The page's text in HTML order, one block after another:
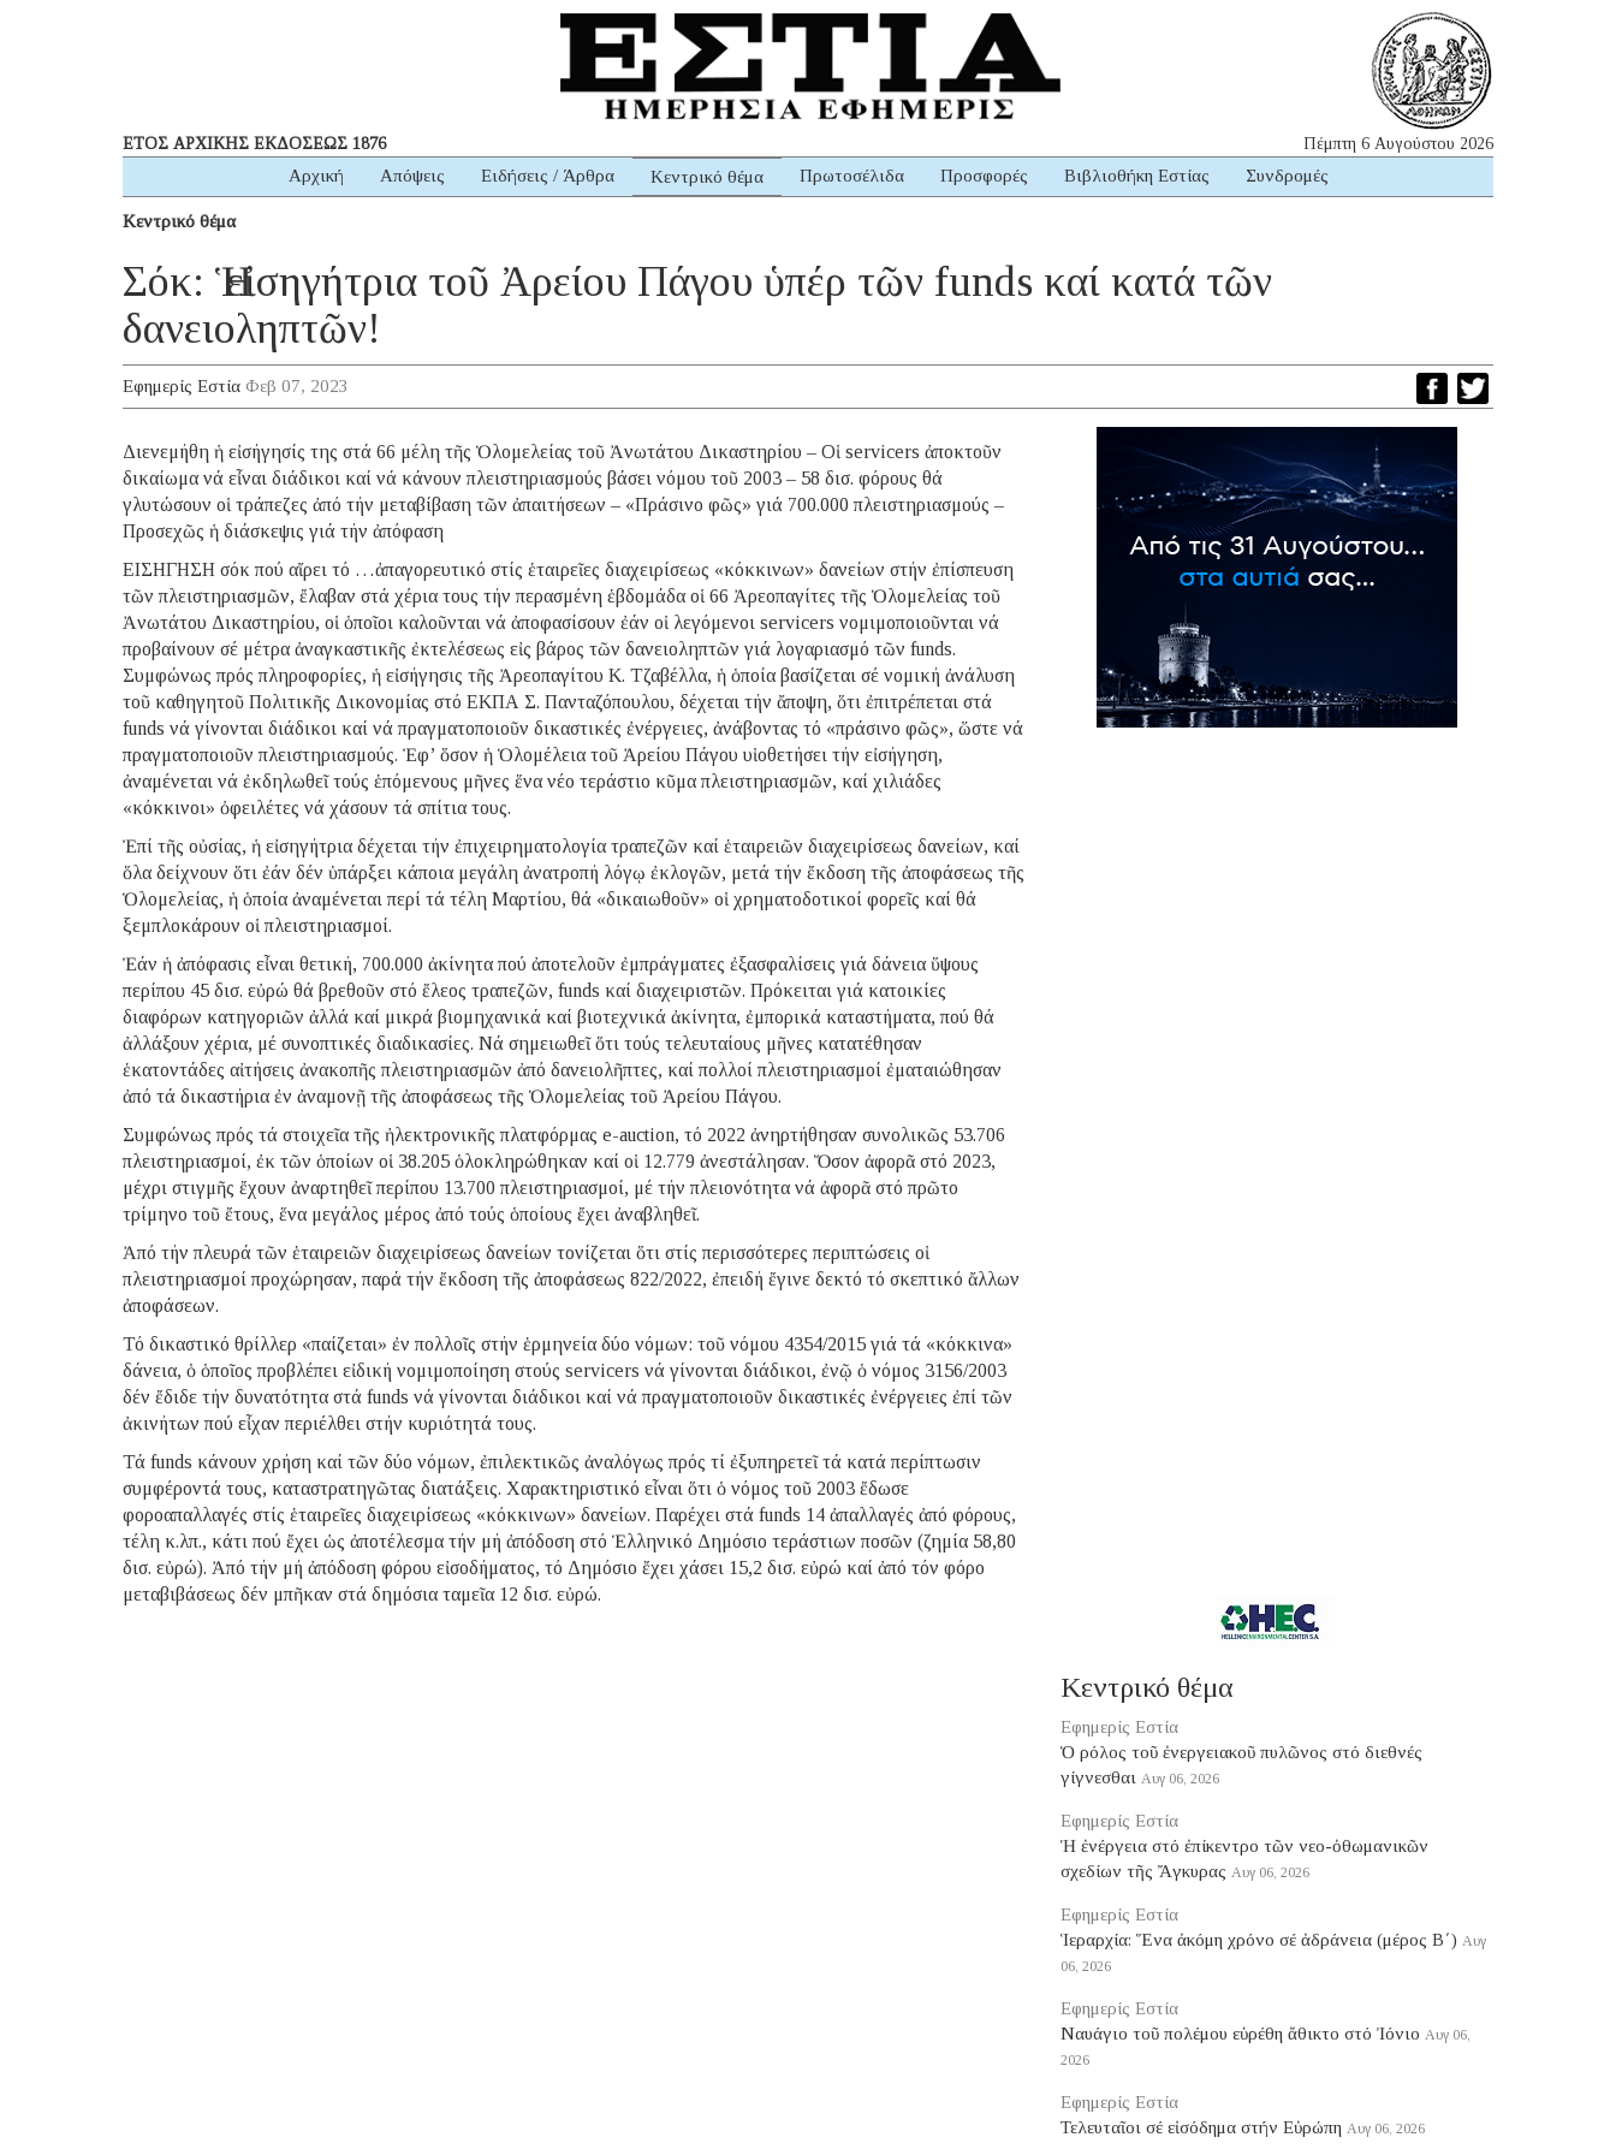
ΕΤΟΣ ΑΡΧΙΚΗΣ ΕΚΔΟΣΕΩΣ 1876 Πέμπτη 6 Αυγούστου 2026
Αρχική Απόψεις Ειδήσεις / Άρθρα Κεντρικό θέμα Πρωτοσέλιδα Προσφορές Βιβλιοθήκη Εστίας Συνδρομές
Κεντρικό θέμα
Σόκ: Ἡ εἰσηγήτρια τοῦ Ἀρείου Πάγου ὑπέρ τῶν funds καί κατά τῶν
δανειοληπτῶν!
Εφημερίς Εστία Φεβ 07, 2023
Διενεμήθη ἡ εἰσήγησίς της στά 66 μέλη τῆς Ὁλομελείας τοῦ Ἀνωτάτου Δικαστηρίου – Οἱ servicers ἀποκτοῦν
δικαίωμα νά εἶναι διάδικοι καί νά κάνουν πλειστηριασμούς βάσει νόμου τοῦ 2003 – 58 δισ. φόρους θά
γλυτώσουν οἱ τράπεζες ἀπό τήν μεταβίβαση τῶν ἀπαιτήσεων – «Πράσινο φῶς» γιά 700.000 πλειστηριασμούς –
Προσεχῶς ἡ διάσκεψις γιά τήν ἀπόφαση
ΕΙΣΗΓΗΣΗ σόκ πού αἴρει τό …ἀπαγορευτικό στίς ἑταιρεῖες διαχειρίσεως «κόκκινων» δανείων στήν ἐπίσπευση
τῶν πλειστηριασμῶν, ἔλαβαν στά χέρια τους τήν περασμένη ἑβδομάδα οἱ 66 Ἀρεοπαγίτες τῆς Ὁλομελείας τοῦ
Ἀνωτάτου Δικαστηρίου, οἱ ὁποῖοι καλοῦνται νά ἀποφασίσουν ἐάν οἱ λεγόμενοι servicers νομιμοποιοῦνται νά
προβαίνουν σέ μέτρα ἀναγκαστικῆς ἐκτελέσεως εἰς βάρος τῶν δανειοληπτῶν γιά λογαριασμό τῶν funds.
Συμφώνως πρός πληροφορίες, ἡ εἰσήγησις τῆς Ἀρεοπαγίτου Κ. Τζαβέλλα, ἡ ὁποία βασίζεται σέ νομική ἀνάλυση
τοῦ καθηγητοῦ Πολιτικῆς Δικονομίας στό ΕΚΠΑ Σ. Πανταζόπουλου, δέχεται τήν ἄποψη, ὅτι ἐπιτρέπεται στά
funds νά γίνονται διάδικοι καί νά πραγματοποιοῦν δικαστικές ἐνέργειες, ἀνάβοντας τό «πράσινο φῶς», ὥστε νά
πραγματοποιοῦν πλειστηριασμούς. Ἐφ’ ὅσον ἡ Ὁλομέλεια τοῦ Ἀρείου Πάγου υἱοθετήσει τήν εἰσήγηση,
ἀναμένεται νά ἐκδηλωθεῖ τούς ἑπόμενους μῆνες ἕνα νέο τεράστιο κῦμα πλειστηριασμῶν, καί χιλιάδες
«κόκκινοι» ὀφειλέτες νά χάσουν τά σπίτια τους.
Ἐπί τῆς οὐσίας, ἡ εἰσηγήτρια δέχεται τήν ἐπιχειρηματολογία τραπεζῶν καί ἑταιρειῶν διαχειρίσεως δανείων, καί
ὅλα δείχνουν ὅτι ἐάν δέν ὑπάρξει κάποια μεγάλη ἀνατροπή λόγῳ ἐκλογῶν, μετά τήν ἔκδοση τῆς ἀποφάσεως τῆς
Ὁλομελείας, ἡ ὁποία ἀναμένεται περί τά τέλη Μαρτίου, θά «δικαιωθοῦν» οἱ χρηματοδοτικοί φορεῖς καί θά
ξεμπλοκάρουν οἱ πλειστηριασμοί.
Ἐάν ἡ ἀπόφασις εἶναι θετική, 700.000 ἀκίνητα πού ἀποτελοῦν ἐμπράγματες ἐξασφαλίσεις γιά δάνεια ὕψους
περίπου 45 δισ. εὐρώ θά βρεθοῦν στό ἔλεος τραπεζῶν, funds καί διαχειριστῶν. Πρόκειται γιά κατοικίες
διαφόρων κατηγοριῶν ἀλλά καί μικρά βιομηχανικά καί βιοτεχνικά ἀκίνητα, ἐμπορικά καταστήματα, πού θά
ἀλλάξουν χέρια, μέ συνοπτικές διαδικασίες. Νά σημειωθεῖ ὅτι τούς τελευταίους μῆνες κατατέθησαν
ἑκατοντάδες αἰτήσεις ἀνακοπῆς πλειστηριασμῶν ἀπό δανειολῆπτες, καί πολλοί πλειστηριασμοί ἐματαιώθησαν
ἀπό τά δικαστήρια ἐν ἀναμονῇ τῆς ἀποφάσεως τῆς Ὁλομελείας τοῦ Ἀρείου Πάγου.
Συμφώνως πρός τά στοιχεῖα τῆς ἠλεκτρονικῆς πλατφόρμας e-auction, τό 2022 ἀνηρτήθησαν συνολικῶς 53.706
πλειστηριασμοί, ἐκ τῶν ὁποίων οἱ 38.205 ὁλοκληρώθηκαν καί οἱ 12.779 ἀνεστάλησαν. Ὅσον ἀφορᾶ στό 2023,
μέχρι στιγμῆς ἔχουν ἀναρτηθεῖ περίπου 13.700 πλειστηριασμοί, μέ τήν πλειονότητα νά ἀφορᾶ στό πρῶτο
τρίμηνο τοῦ ἔτους, ἕνα μεγάλος μέρος ἀπό τούς ὁποίους ἔχει ἀναβληθεῖ.
Ἀπό τήν πλευρά τῶν ἑταιρειῶν διαχειρίσεως δανείων τονίζεται ὅτι στίς περισσότερες περιπτώσεις οἱ
πλειστηριασμοί προχώρησαν, παρά τήν ἔκδοση τῆς ἀποφάσεως 822/2022, ἐπειδή ἔγινε δεκτό τό σκεπτικό ἄλλων
ἀποφάσεων.
Τό δικαστικό θρίλλερ «παίζεται» ἐν πολλοῖς στήν ἑρμηνεία δύο νόμων: τοῦ νόμου 4354/2015 γιά τά «κόκκινα»
δάνεια, ὁ ὁποῖος προβλέπει εἰδική νομιμοποίηση στούς servicers νά γίνονται διάδικοι, ἐνῷ ὁ νόμος 3156/2003
δέν ἔδιδε τήν δυνατότητα στά funds νά γίνονται διάδικοι καί νά πραγματοποιοῦν δικαστικές ἐνέργειες ἐπί τῶν
ἀκινήτων πού εἶχαν περιέλθει στήν κυριότητά τους.
Τά funds κάνουν χρήση καί τῶν δύο νόμων, ἐπιλεκτικῶς ἀναλόγως πρός τί ἐξυπηρετεῖ τά κατά περίπτωσιν
συμφέροντά τους, καταστρατηγῶτας διατάξεις. Χαρακτηριστικό εἶναι ὅτι ὁ νόμος τοῦ 2003 ἔδωσε
φοροαπαλλαγές στίς ἑταιρεῖες διαχειρίσεως «κόκκινων» δανείων. Παρέχει στά funds 14 ἀπαλλαγές ἀπό φόρους,
τέλη κ.λπ., κάτι πού ἔχει ὡς ἀποτέλεσμα τήν μή ἀπόδοση στό Ἑλληνικό Δημόσιο τεράστιων ποσῶν (ζημία 58,80
δισ. εὐρώ). Ἀπό τήν μή ἀπόδοση φόρου εἰσοδήματος, τό Δημόσιο ἔχει χάσει 15,2 δισ. εὐρώ καί ἀπό τόν φόρο
μεταβιβάσεως δέν μπῆκαν στά δημόσια ταμεῖα 12 δισ. εὐρώ.
Κεντρικό θέμα
Εφημερίς Εστία
Ὁ ρόλος τοῦ ἐνεργειακοῦ πυλῶνος στό διεθνές
γίγνεσθαι Αυγ 06, 2026
Εφημερίς Εστία
Ἡ ἐνέργεια στό ἐπίκεντρο τῶν νεο-ὀθωμανικῶν
σχεδίων τῆς Ἄγκυρας Αυγ 06, 2026
Εφημερίς Εστία
Ἱεραρχία: Ἕνα ἀκόμη χρόνο σέ ἀδράνεια (μέρος B΄) Αυγ
06, 2026
Εφημερίς Εστία
Ναυάγιο τοῦ πολέμου εὑρέθη ἄθικτο στό Ἰόνιο Αυγ 06,
2026
Εφημερίς Εστία
Τελευταῖοι σέ εἰσόδημα στήν Εὐρώπη Αυγ 06, 2026